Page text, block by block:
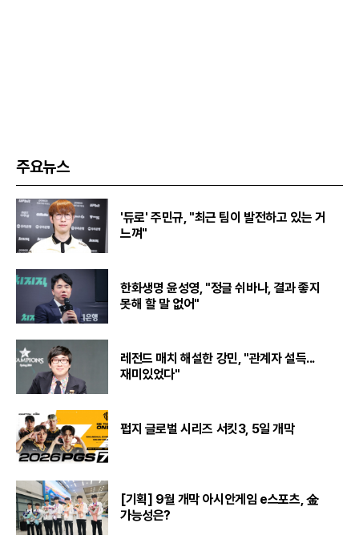
주요뉴스
'듀로' 주민규, "최근 팀이 발전하고 있는 거
느껴"
한화생명 윤성영, "정글 쉬바나, 결과 좋지
못해 할 말 없어"
레전드 매치 해설한 강민, "관계자 설득...
재미있었다"
펍지 글로벌 시리즈 서킷3, 5일 개막
[기획] 9월 개막 아시안게임 e스포츠, 金
가능성은?